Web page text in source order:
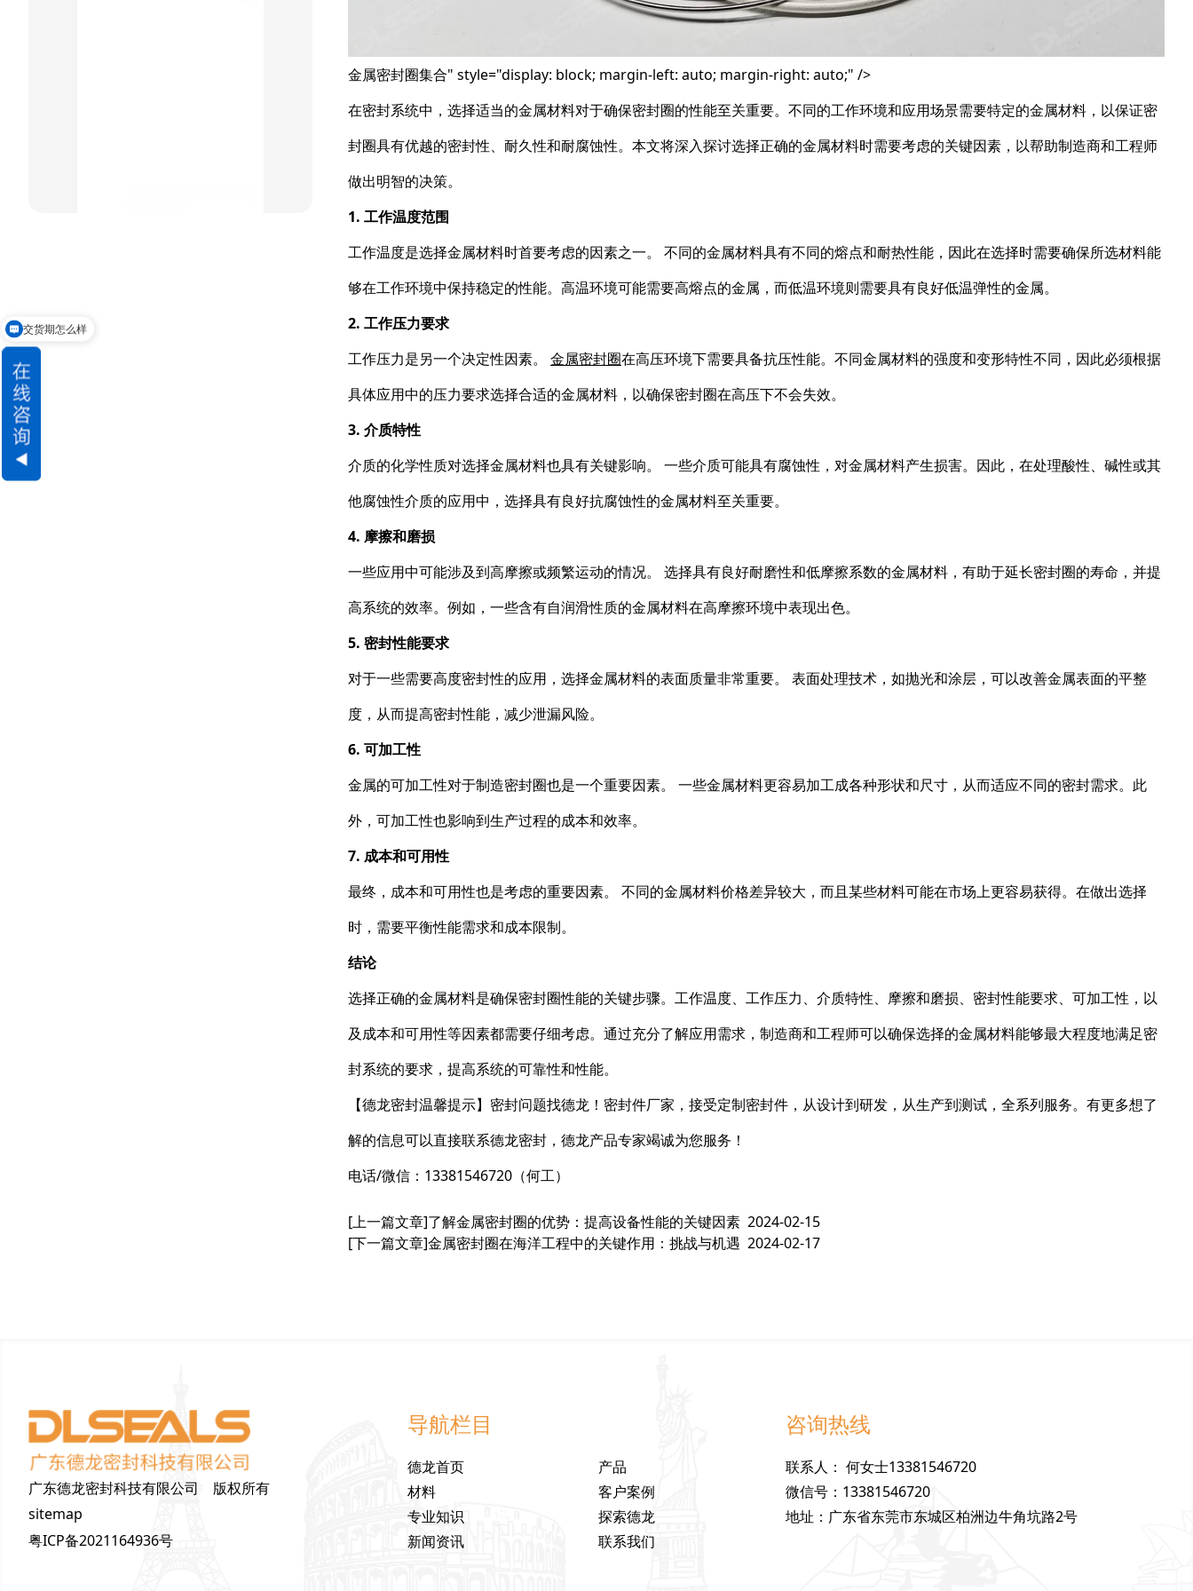
金属密封圈集合" style="display: block; margin-left: auto; margin-right: auto;" />
在密封系统中，选择适当的金属材料对于确保密封圈的性能至关重要。不同的工作环境和应用场景需要特定的金属材料，以保证密
封圈具有优越的密封性、耐久性和耐腐蚀性。本文将深入探讨选择正确的金属材料时需要考虑的关键因素，以帮助制造商和工程师
做出明智的决策。
1. 工作温度范围
工作温度是选择金属材料时首要考虑的因素之一。 不同的金属材料具有不同的熔点和耐热性能，因此在选择时需要确保所选材料能
够在工作环境中保持稳定的性能。高温环境可能需要高熔点的金属，而低温环境则需要具有良好低温弹性的金属。
2. 工作压力要求
工作压力是另一个决定性因素。 金属密封圈在高压环境下需要具备抗压性能。不同金属材料的强度和变形特性不同，因此必须根据
具体应用中的压力要求选择合适的金属材料，以确保密封圈在高压下不会失效。
3. 介质特性
介质的化学性质对选择金属材料也具有关键影响。 一些介质可能具有腐蚀性，对金属材料产生损害。因此，在处理酸性、碱性或其
他腐蚀性介质的应用中，选择具有良好抗腐蚀性的金属材料至关重要。
4. 摩擦和磨损
一些应用中可能涉及到高摩擦或频繁运动的情况。 选择具有良好耐磨性和低摩擦系数的金属材料，有助于延长密封圈的寿命，并提
高系统的效率。例如，一些含有自润滑性质的金属材料在高摩擦环境中表现出色。
5. 密封性能要求
对于一些需要高度密封性的应用，选择金属材料的表面质量非常重要。 表面处理技术，如抛光和涂层，可以改善金属表面的平整
度，从而提高密封性能，减少泄漏风险。
6. 可加工性
金属的可加工性对于制造密封圈也是一个重要因素。 一些金属材料更容易加工成各种形状和尺寸，从而适应不同的密封需求。此
外，可加工性也影响到生产过程的成本和效率。
7. 成本和可用性
最终，成本和可用性也是考虑的重要因素。 不同的金属材料价格差异较大，而且某些材料可能在市场上更容易获得。在做出选择
时，需要平衡性能需求和成本限制。
结论
选择正确的金属材料是确保密封圈性能的关键步骤。工作温度、工作压力、介质特性、摩擦和磨损、密封性能要求、可加工性，以
及成本和可用性等因素都需要仔细考虑。通过充分了解应用需求，制造商和工程师可以确保选择的金属材料能够最大程度地满足密
封系统的要求，提高系统的可靠性和性能。
【德龙密封温馨提示】密封问题找德龙！密封件厂家，接受定制密封件，从设计到研发，从生产到测试，全系列服务。有更多想了
解的信息可以直接联系德龙密封，德龙产品专家竭诚为您服务！
电话/微信：13381546720（何工）
[上一篇文章]了解金属密封圈的优势：提高设备性能的关键因素 2024-02-15
[下一篇文章]金属密封圈在海洋工程中的关键作用：挑战与机遇 2024-02-17
广东德龙密封科技有限公司 版权所有
sitemap
粤ICP备2021164936号
导航栏目
德龙首页
产品
材料
客户案例
专业知识
探索德龙
新闻资讯
联系我们
咨询热线
联系人 ：何女士13381546720
微信号 ： 13381546720
地址 ： 广东省东莞市东城区柏洲边牛角坑路2号
交货期怎么样